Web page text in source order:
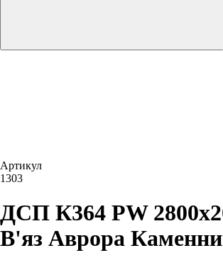
Артикул
1303
ДСП К364 PW
В'яз Аврора